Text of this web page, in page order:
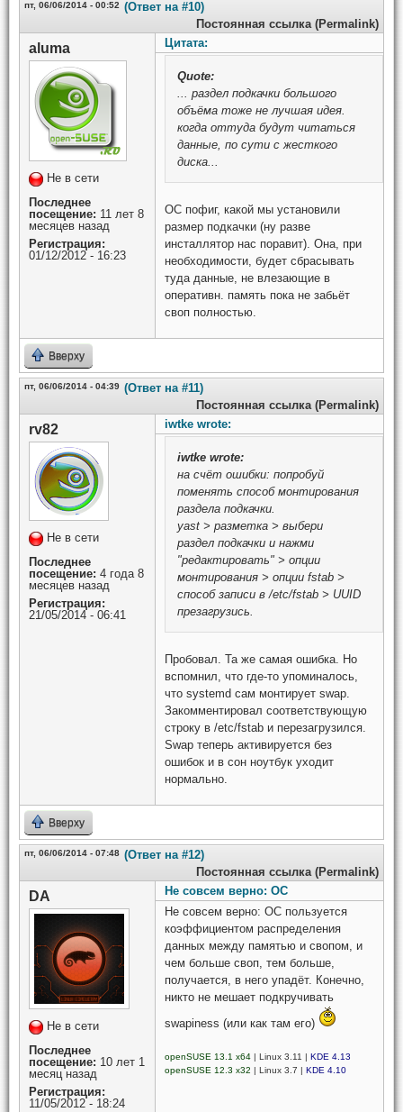
пт, 06/06/2014 - 00:52 (Ответ на #10)
Постоянная ссылка (Permalink)
aluma
Не в сети
Последнее
посещение: 11 лет 8
месяцев назад
Регистрация:
01/12/2012 - 16:23
Цитата:
Quote:
... раздел подкачки большого
объёма тоже не лучшая идея.
когда оттуда будут читаться
данные, по сути с жесткого
диска...
ОС пофиг, какой мы установили
размер подкачки (ну разве
инсталлятор нас поравит). Она, при
необходимости, будет сбрасывать
туда данные, не влезающие в
оперативн. память пока не забьёт
своп полностью.
Вверху
пт, 06/06/2014 - 04:39 (Ответ на #11)
Постоянная ссылка (Permalink)
rv82
Не в сети
Последнее
посещение: 4 года 8
месяцев назад
Регистрация:
21/05/2014 - 06:41
iwtke wrote:
iwtke wrote:
на счёт ошибки: попробуй
поменять способ монтирования
раздела подкачки.
yast > разметка > выбери
раздел подкачки и нажми
"редактировать" > опции
монтирования > опции fstab >
способ записи в /etc/fstab > UUID
презагрузись.
Пробовал. Та же самая ошибка. Но
вспомнил, что где-то упоминалось,
что systemd сам монтирует swap.
Закомментировал соответствующую
строку в /etc/fstab и перезагрузился.
Swap теперь активируется без
ошибок и в сон ноутбук уходит
нормально.
Вверху
пт, 06/06/2014 - 07:48 (Ответ на #12)
Постоянная ссылка (Permalink)
DA
Не в сети
Последнее
посещение: 10 лет 1
месяц назад
Регистрация:
11/05/2012 - 18:24
Не совсем верно: ОС
Не совсем верно: ОС пользуется
коэффициентом распределения
данных между памятью и свопом, и
чем больше своп, тем больше,
получается, в него упадёт. Конечно,
никто не мешает подкручивать
swapiness (или как там его)
openSUSE 13.1 x64 | Linux 3.11 | KDE 4.13
openSUSE 12.3 x32 | Linux 3.7 | KDE 4.10